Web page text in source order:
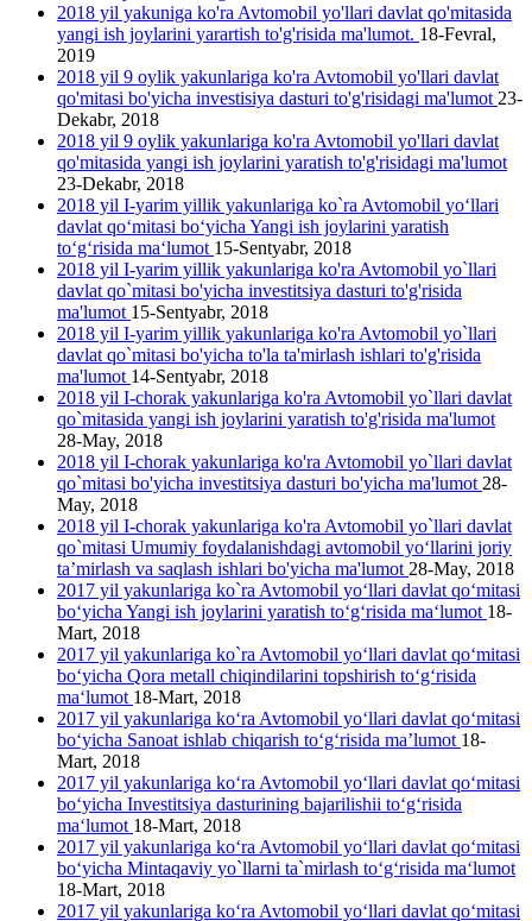
2018 yil yakuniga ko'ra Avtomobil yo'llari davlat qo'mitasida
yangi ish joylarini yarartish to'g'risida ma'lumot. 18-Fevral,
2019
2018 yil 9 oylik yakunlariga ko'ra Avtomobil yo'llari davlat
qo'mitasi bo'yicha investisiya dasturi to'g'risidagi ma'lumot 23-
Dekabr, 2018
2018 yil 9 oylik yakunlariga ko'ra Avtomobil yo'llari davlat
qo'mitasida yangi ish joylarini yаratish to'g'risidagi ma'lumot
23-Dekabr, 2018
2018 yil I-yarim yillik yakunlariga ko`ra Avtomobil yo‘llari
davlat qo‘mitasi bo‘yicha Yangi ish joylarini yaratish
to‘g‘risida ma‘lumot 15-Sentyabr, 2018
2018 yil I-yarim yillik yakunlariga ko'ra Avtomobil yo`llari
davlat qo`mitasi bo'yicha investitsiya dasturi to'g'risida
ma'lumot 15-Sentyabr, 2018
2018 yil I-yarim yillik yakunlariga ko'ra Avtomobil yo`llari
davlat qo`mitasi bo'yicha to'la ta'mirlash ishlari to'g'risida
ma'lumot 14-Sentyabr, 2018
2018 yil I-chorak yakunlariga ko'ra Avtomobil yo`llari davlat
qo`mitasida yangi ish joylarini yaratish to'g'risida ma'lumot
28-May, 2018
2018 yil I-chorak yakunlariga ko'ra Avtomobil yo`llari davlat
qo`mitasi bo'yicha investitsiya dasturi bo'yicha ma'lumot 28-
May, 2018
2018 yil I-chorak yakunlariga ko'ra Avtomobil yo`llari davlat
qo`mitasi Umumiy foydalanishdagi avtomobil yo‘llarini joriy
ta’mirlash va saqlash ishlari bo'yicha ma'lumot 28-May, 2018
2017 yil yakunlariga ko`ra Avtomobil yo‘llari davlat qo‘mitasi
bo‘yicha Yangi ish joylarini yaratish to‘g‘risida ma‘lumot 18-
Mart, 2018
2017 yil yakunlariga ko`ra Avtomobil yo‘llari davlat qo‘mitasi
bo‘yicha Qora metall chiqindilarini topshirish to‘g‘risida
ma‘lumot 18-Mart, 2018
2017 yil yakunlariga ko‘ra Avtomobil yo‘llari davlat qo‘mitasi
bo‘yicha Sanoat ishlab chiqarish to‘g‘risida ma’lumot 18-
Mart, 2018
2017 yil yakunlariga ko‘ra Avtomobil yo‘llari davlat qo‘mitasi
bo‘yicha Investitsiya dasturining bajarilishii to‘g‘risida
ma‘lumot 18-Mart, 2018
2017 yil yakunlariga ko‘ra Avtomobil yo‘llari davlat qo‘mitasi
bo‘yicha Mintaqaviy yo`llarni ta`mirlash to‘g‘risida ma‘lumot
18-Mart, 2018
2017 yil yakunlariga ko‘ra Avtomobil yo‘llari davlat qo‘mitasi